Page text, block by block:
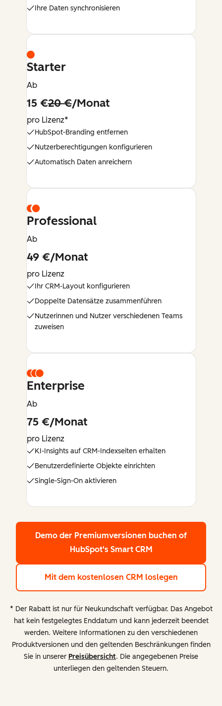
Ihre Daten synchronisieren
Starter
Ab
15 €20 €/Monat
pro Lizenz*
HubSpot-Branding entfernen
Nutzerberechtigungen konfigurieren
Automatisch Daten anreichern
Professional
Ab
49 €/Monat
pro Lizenz
Ihr CRM-Layout konfigurieren
Doppelte Datensätze zusammenführen
Nutzerinnen und Nutzer verschiedenen Teams
zuweisen
Enterprise
Ab
75 €/Monat
pro Lizenz
KI-Insights auf CRM-Indexseiten erhalten
Benutzerdefinierte Objekte einrichten
Single-Sign-On aktivieren
Demo der Premiumversionen buchen of
HubSpot's Smart CRM
Mit dem kostenlosen CRM loslegen
* Der Rabatt ist nur für Neukundschaft verfügbar. Das Angebot
hat kein festgelegtes Enddatum und kann jederzeit beendet
werden. Weitere Informationen zu den verschiedenen
Produktversionen und den geltenden Beschränkungen finden
Sie in unserer Preisübersicht. Die angegebenen Preise
unterliegen den geltenden Steuern.